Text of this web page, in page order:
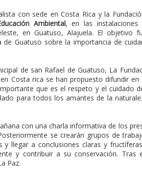
con sede en Costa Rica y la
Ambiental, en las instalaciones
en Guatuso, Alajuela. El objetivo
Guatuso sobre la importancia de
de san Rafael de Guatuso, La
Costa rica se han propuesto difundir
que es el respeto y el cuidado
para todos los amantes de la
con una charla informativa de los
se crearán grupos de
y llegar a conclusiones claras y
y contribuir a su conservación. Tras
Paz.